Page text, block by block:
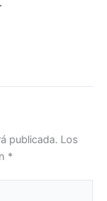
publicada. Los
*